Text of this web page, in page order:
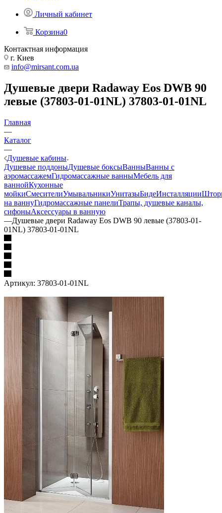
Личный кабинет
Корзина0
Контактная информация
г. Киев
info@mirsant.com.ua
Душевые двери Radaway Eos DWB 90
левые (37803-01-01NL) 37803-01-01NL
Главная
—
Каталог
—
Душевые кабины
Душевые поддоныДушевые боксыВанныВанны с
аэромассажемГидромассажные ванныМебель для
ваннойКухонные
мойкиСмесителиУмывальникиУнитазыБидеИнсталляции
на ваннуГидромассажные панелиТрапы, душевые каналы,
сифоныАксессуары в ванную
—Душевые двери Radaway Eos DWB 90 левые (37803-01-
01NL) 37803-01-01NL
Артикул: 37803-01-01NL